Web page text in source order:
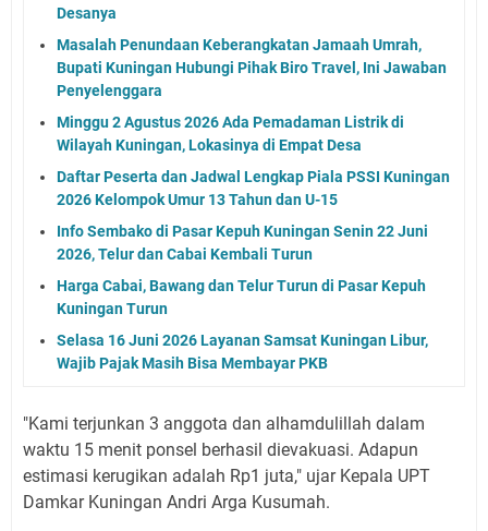
Desanya
Masalah Penundaan Keberangkatan Jamaah Umrah,
Bupati Kuningan Hubungi Pihak Biro Travel, Ini Jawaban
Penyelenggara
Minggu 2 Agustus 2026 Ada Pemadaman Listrik di
Wilayah Kuningan, Lokasinya di Empat Desa
Daftar Peserta dan Jadwal Lengkap Piala PSSI Kuningan
2026 Kelompok Umur 13 Tahun dan U-15
Info Sembako di Pasar Kepuh Kuningan Senin 22 Juni
2026, Telur dan Cabai Kembali Turun
Harga Cabai, Bawang dan Telur Turun di Pasar Kepuh
Kuningan Turun
Selasa 16 Juni 2026 Layanan Samsat Kuningan Libur,
Wajib Pajak Masih Bisa Membayar PKB
"Kami terjunkan 3 anggota dan alhamdulillah dalam
waktu 15 menit ponsel berhasil dievakuasi. Adapun
estimasi kerugikan adalah Rp1 juta," ujar Kepala UPT
Damkar Kuningan Andri Arga Kusumah.